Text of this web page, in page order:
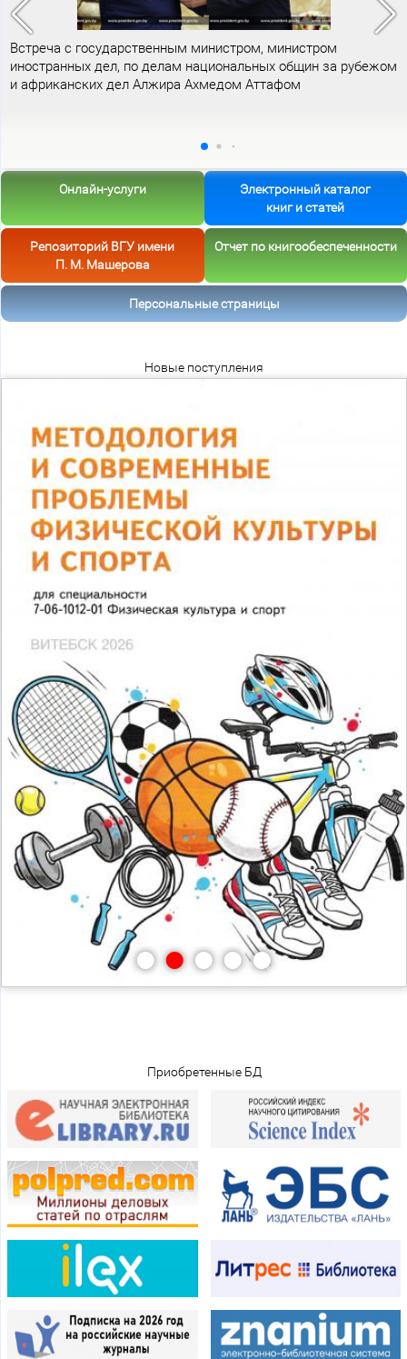
Встреча с государственным министром, министром
иностранных дел, по делам национальных общин за рубежом
и африканских дел Алжира Ахмедом Аттафом
Онлайн-услуги
Электронный каталог
книг и статей
Репозиторий ВГУ имени
П. М. Машерова
Отчет по книгообеспеченности
Персональные страницы
Новые поступления
•••••
Приобретенные БД